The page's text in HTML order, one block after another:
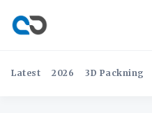
Latest 2026 3D Packning